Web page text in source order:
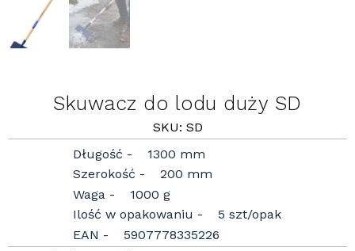
Skuwacz do lodu duży SD
SKU: SD
Długość
1300 mm
Szerokość
200 mm
Waga
1000 g
Ilość w opakowaniu
5 szt/opak
EAN
5907778335226